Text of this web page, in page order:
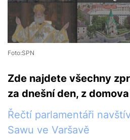
Foto:SPN
Zde najdete všechny
za dnešní den, z
Řečtí parlamentáři
Sawu ve Varšavě